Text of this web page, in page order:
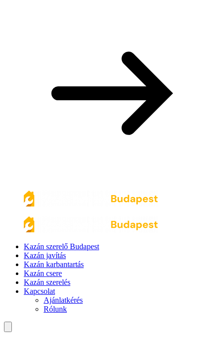
Kazán szerelő Budapest
Kazán javítás
Kazán karbantartás
Kazán csere
Kazán szerelés
Kapcsolat
Ajánlatkérés
Rólunk